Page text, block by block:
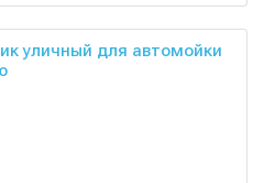
уличный для автомойки